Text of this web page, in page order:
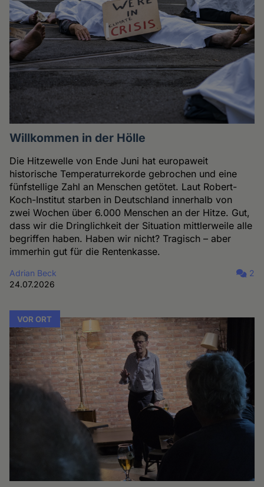
Willkommen in der Hölle
Die Hitzewelle von Ende Juni hat europaweit
historische Temperaturrekorde gebrochen und eine
fünfstellige Zahl an Menschen getötet. Laut Robert-
Koch-Institut starben in Deutschland innerhalb von
zwei Wochen über 6.000 Menschen an der Hitze. Gut,
dass wir die Dringlichkeit der Situation mittlerweile alle
begriffen haben. Haben wir nicht? Tragisch – aber
immerhin gut für die Rentenkasse.
Adrian Beck
24.07.2026
2
VOR ORT